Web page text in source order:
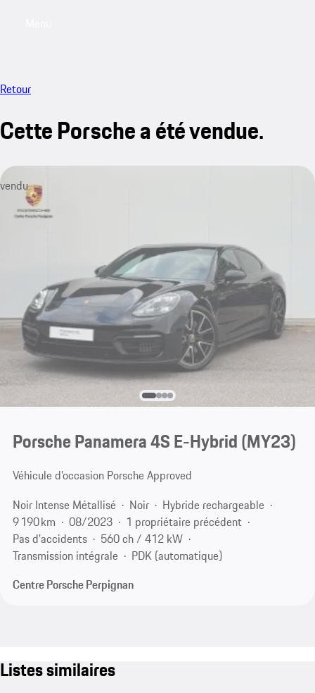
Retour
Cette Porsche a été vendue.
vendu
Porsche Panamera 4S E-Hybrid (MY23)
Véhicule d’occasion Porsche Approved
Noir Intense Métallisé
Noir
Hybride rechargeable
9 190 km
08/2023
1 propriétaire précédent
Pas d'accidents
560 ch / 412 kW
Transmission intégrale
PDK (automatique)
Centre Porsche Perpignan
Listes similaires